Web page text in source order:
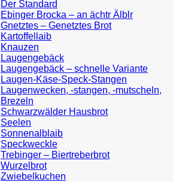
Der Standard
Ebinger Brocka – an ächtr Älblr
Gnetztes – Genetztes Brot
Kartoffellaib
Knauzen
Laugengebäck
Laugengebäck – schnelle Variante
Laugen-Käse-Speck-Stangen
Laugenwecken, -stangen, -mutscheln,
Brezeln
Schwarzwälder Hausbrot
Seelen
Sonnenalblaib
Speckweckle
Trebinger – Biertreberbrot
Wurzelbrot
Zwiebelkuchen